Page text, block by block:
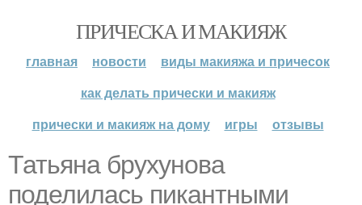
ПРИЧЕСКА И МАКИЯЖ
главная новости
виды макияжа и причесок
как делать прически и макияж
прически и макияж на дому
игры отзывы
Татьяна брухунова
поделилась пикантными